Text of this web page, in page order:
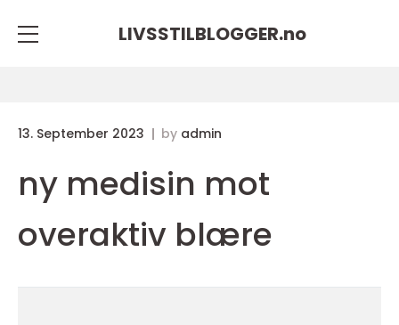
LIVSSTILBLOGGER.no
13. September 2023 by admin
ny medisin mot
overaktiv blære